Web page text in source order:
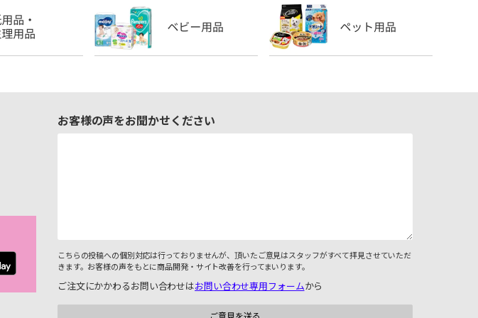
お客様の声をお聞かせください
こちらの投稿への個別対応は行っておりませんが、頂いたご意見はスタッフがすべて拝見させていただ
きます。お客様の声をもとに商品開発・サイト改善を行ってまいります。
ご注文にかかわるお問い合わせはお問い合わせ専用フォームから